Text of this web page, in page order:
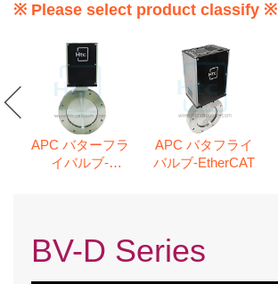
※ Please select product classify ※
APC バターフラ
イバルブ-
APC バタフライ
バルブ-EtherCAT
BV-D Series